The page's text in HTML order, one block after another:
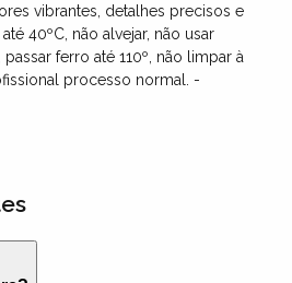
vibrantes, detalhes precisos e
40ºC, não alvejar, não usar
ferro até 110º, não limpar à
processo normal. -